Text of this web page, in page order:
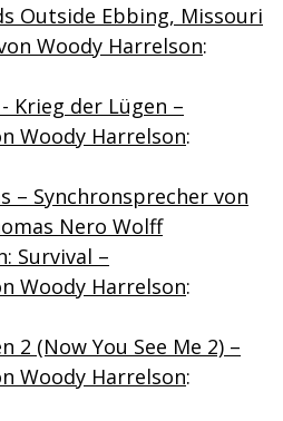
Outside Ebbing, Missouri
Woody Harrelson:
Krieg der Lügen –
Woody Harrelson:
– Synchronsprecher von
Nero Wolff
Survival –
Woody Harrelson:
2 (Now You See Me 2) –
Woody Harrelson: